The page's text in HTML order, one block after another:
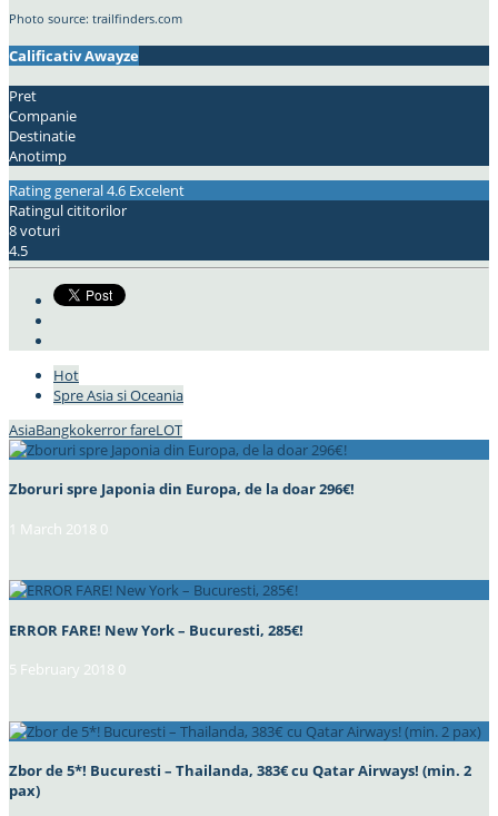
Photo source: trailfinders.com
Calificativ Awayze
Pret
Companie
Destinatie
Anotimp
Rating general4.6 Excelent
Ratingul cititorilor
8 voturi
4.5
Hot
Spre Asia si Oceania
AsiaBangkokerror fareLOT
Zboruri spre Japonia din Europa, de la doar 296€!
1 March 2018 0
ERROR FARE! New York – Bucuresti, 285€!
5 February 2018 0
Zbor de 5*! Bucuresti – Thailanda, 383€ cu Qatar Airways! (min. 2
pax)